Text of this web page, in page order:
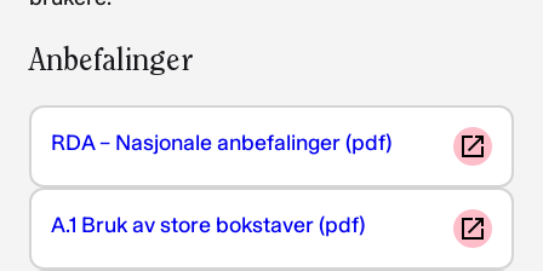
Anbefalinger
RDA – Nasjonale anbefalinger (pdf)
A.1 Bruk av store bokstaver (pdf)